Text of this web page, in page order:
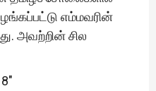
எம்மவரின்
அவற்றின் சில